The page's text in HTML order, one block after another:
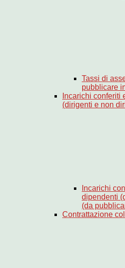
Tassi di
pubblicare
Incarichi conferiti
(dirigenti e non
Incarichi
dipendenti
(da
Contrattazione